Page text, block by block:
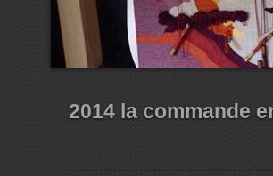
2014 la commande